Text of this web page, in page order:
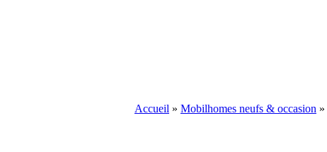
Accueil » Mobilhomes neufs & occasion »